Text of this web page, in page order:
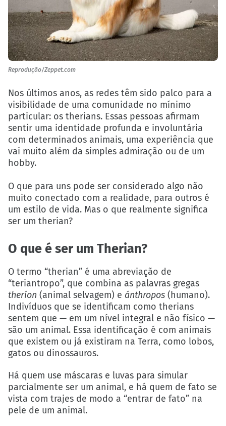
Reprodução/Zeppet.com
Nos últimos anos, as redes têm sido palco para a
visibilidade de uma comunidade no mínimo
particular: os therians. Essas pessoas afirmam
sentir uma identidade profunda e involuntária
com determinados animais, uma experiência que
vai muito além da simples admiração ou de um
hobby.
O que para uns pode ser considerado algo não
muito conectado com a realidade, para outros é
um estilo de vida. Mas o que realmente significa
ser um therian?
O que é ser um Therian?
O termo “therian” é uma abreviação de
“teriantropo”, que combina as palavras gregas
theríon (animal selvagem) e ánthropos (humano).
Indivíduos que se identificam como therians
sentem que — em um nível integral e não físico —
são um animal. Essa identificação é com animais
que existem ou já existiram na Terra, como lobos,
gatos ou dinossauros.
Há quem use máscaras e luvas para simular
parcialmente ser um animal, e há quem de fato se
vista com trajes de modo a “entrar de fato” na
pele de um animal.